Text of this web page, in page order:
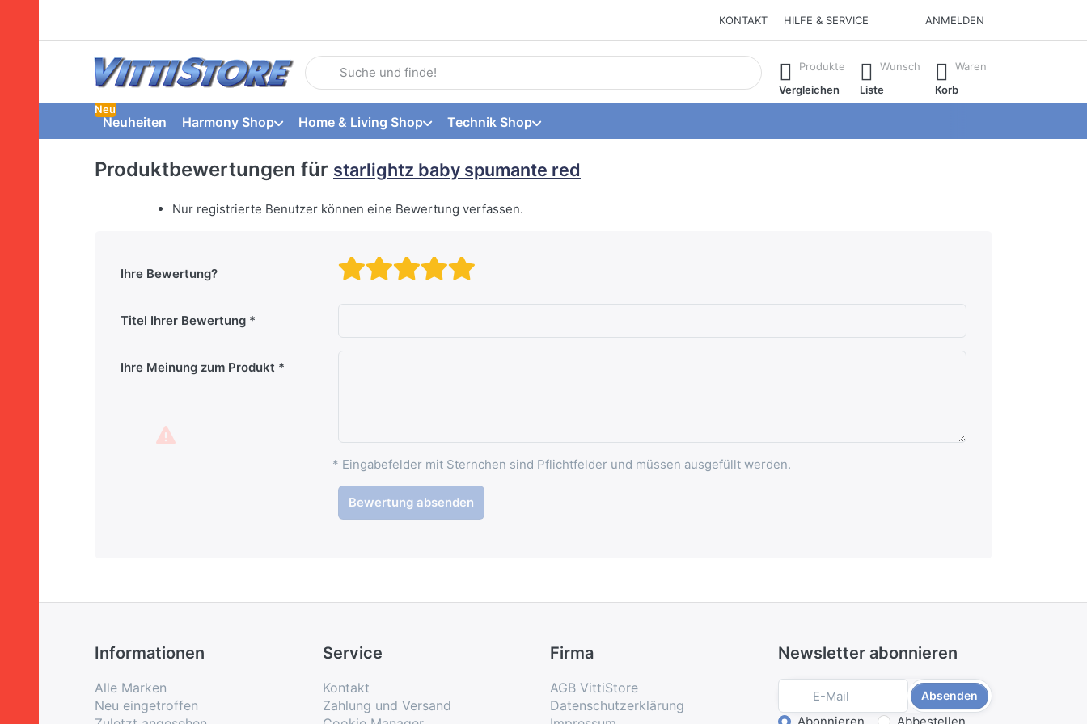
KONTAKT HILFE & SERVICE ANMELDEN
Geben Sie einen Suchbegriff ein. Während Sie tippen, erscheinen automatisch erste Ergebnisse. Drücken Sie die Eingabetaste, um alle
Produkte
Vergleichen
Wunsch
Liste
Waren
Korb
Neuheiten
Neu
Harmony Shop Home & Living Shop Technik Shop
Produktbewertungen für starlightz baby spumante red
Nur registrierte Benutzer können eine Bewertung verfassen.
Ihre Bewertung? Bewertung: 4 von 5 Sternen.
Bewertung: 3 von 5 Sternen.
Bewertung: 2 von 5 Sternen.
Bewertung: 1 von 5 Sternen. schlecht
Titel Ihrer Bewertung
Ihre Meinung zum Produkt
* Eingabefelder mit Sternchen sind Pflichtfelder und müssen ausgefüllt werden.
Bewertung absenden
Informationen
Alle Marken
Neu eingetroffen
Service
Kontakt
Zahlung und Versand
Firma
AGB VittiStore
Datenschutzerklärung
Newsletter abonnieren
Absenden